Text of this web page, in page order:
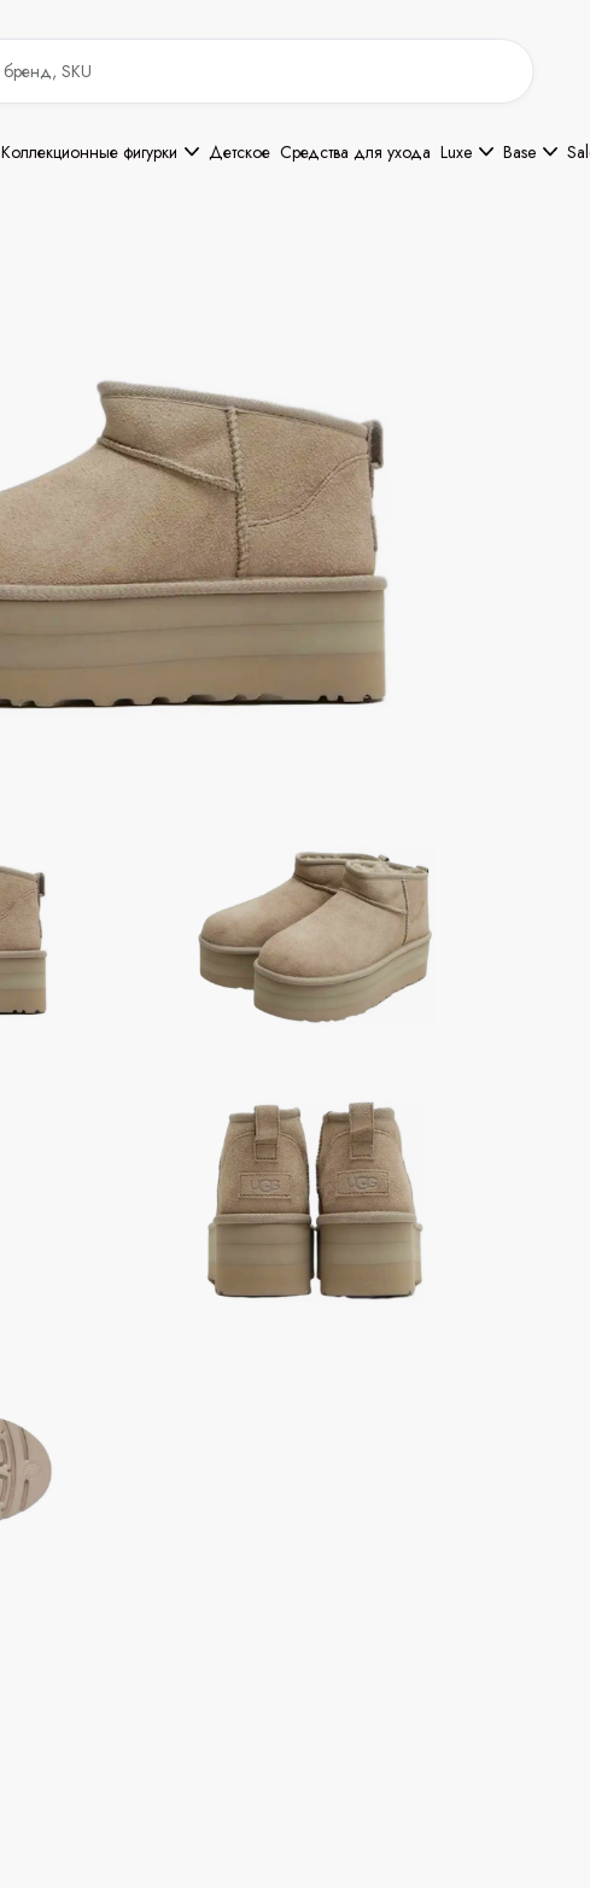
Коллекционные фигурки Детское Средства для ухода Luxe Base